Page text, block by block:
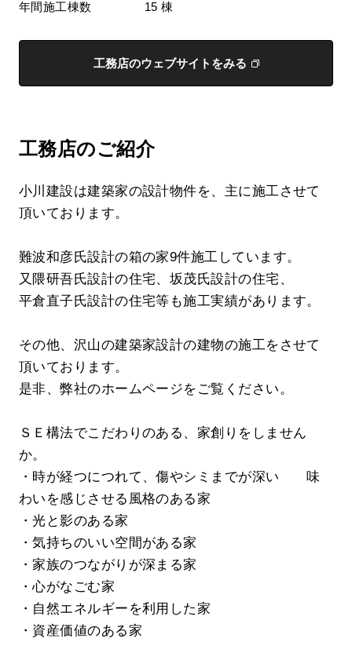
年間施工棟数
15 棟
工務店のウェブサイトをみる
工務店のご紹介
小川建設は建築家の設計物件を、主に施工させて
頂いております。
難波和彦氏設計の箱の家9件施工しています。
又隈研吾氏設計の住宅、坂茂氏設計の住宅、
平倉直子氏設計の住宅等も施工実績があります。
その他、沢山の建築家設計の建物の施工をさせて
頂いております。
是非、弊社のホームページをご覧ください。
ＳＥ構法でこだわりのある、家創りをしません
か。
・時が経つにつれて、傷やシミまでが深い 味
わいを感じさせる風格のある家
・光と影のある家
・気持ちのいい空間がある家
・家族のつながりが深まる家
・心がなごむ家
・自然エネルギーを利用した家
・資産価値のある家